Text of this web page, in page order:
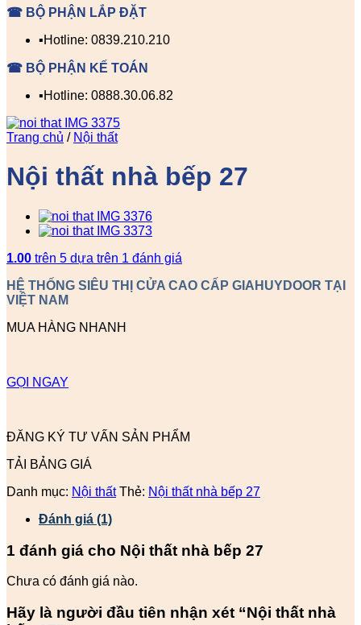
☎ BỘ PHẬN LẮP ĐẶT
▪️Hotline: 0839.210.210
☎ BỘ PHẬN KẾ TOÁN
▪️Hotline: 0888.30.06.82
Trang chủ / Nội thất
Nội thất nhà bếp 27
1.00 trên 5 dựa trên 1 đánh giá
HỆ THỐNG SIÊU THỊ CỬA CAO CẤP GIAHUYDOOR TẠI
VIỆT NAM
MUA HÀNG NHANH
GỌI NGAY
ĐĂNG KÝ TƯ VẤN SẢN PHẨM
TẢI BẢNG GIÁ
Danh mục: Nội thất Thẻ: Nội thất nhà bếp 27
Đánh giá (1)
1 đánh giá cho Nội thất nhà bếp 27
Chưa có đánh giá nào.
Hãy là người đầu tiên nhận xét “Nội thất nhà